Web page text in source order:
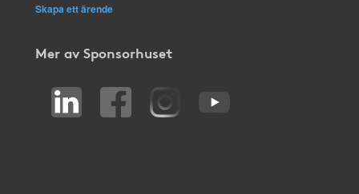
Skapa ett ärende
Mer av Sponsorhuset